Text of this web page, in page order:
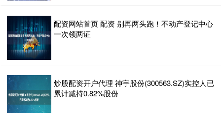
配资网站首页 配资 别再两头跑！不动产登记中心
一次领两证
炒股配资开户代理 神宇股份(300563.SZ)实控人已
累计减持0.82%股份